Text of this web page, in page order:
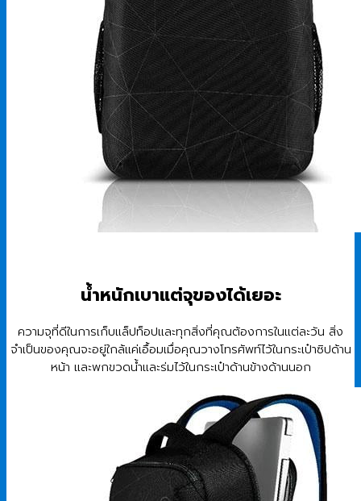
น้ำหนักเบาแต่จุของได้เยอะ
ความจุที่ดีในการเก็บแล็ปท็อปและทุกสิ่งที่คุณต้องการในแต่ละวัน สิ่ง
จำเป็นของคุณจะอยู่ใกล้แค่เอื้อมเมื่อคุณวางโทรศัพท์ไว้ในกระเป๋าซิปด้าน
หน้า และพกขวดน้ำและร่มไว้ในกระเป๋าด้านข้างด้านนอก